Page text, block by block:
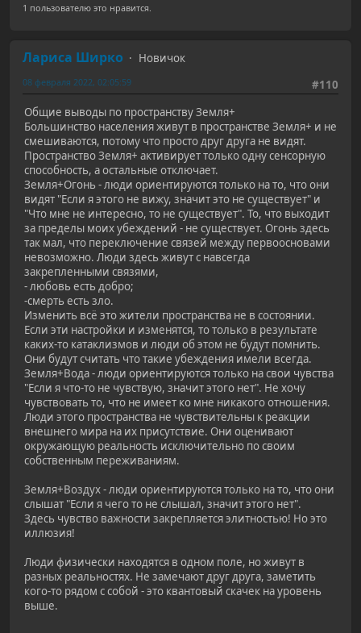
1 пользователю это нравится.
Лариса Ширко
Новичок
#110
08 февраля 2022, 02:05:59
Общие выводы по пространству Земля+
Большинство населения живут в пространстве Земля+ и не
смешиваются, потому что просто друг друга не видят.
Пространство Земля+ активирует только одну сенсорную
способность, а остальные отключает.
Земля+Огонь - люди ориентируются только на то, что они
видят "Если я этого не вижу, значит это не существует" и
"Что мне не интересно, то не существует". То, что выходит
за пределы моих убеждений - не существует. Огонь здесь
так мал, что переключение связей между первоосновами
невозможно. Люди здесь живут с навсегда
закрепленными связями,
- любовь есть добро;
-смерть есть зло.
Изменить всё это жители пространства не в состоянии.
Если эти настройки и изменятся, то только в результате
каких-то катаклизмов и люди об этом не будут помнить.
Они будут считать что такие убеждения имели всегда.
Земля+Вода - люди ориентируются только на свои чувства
"Если я что-то не чувствую, значит этого нет". Не хочу
чувствовать то, что не имеет ко мне никакого отношения.
Люди этого пространства не чувствительны к реакции
внешнего мира на их присутствие. Они оценивают
окружающую реальность исключительно по своим
собственным переживаниям.
Земля+Воздух - люди ориентируются только на то, что они
слышат "Если я чего то не слышал, значит этого нет".
Здесь чувство важности закрепляется элитностью! Но это
иллюзия!
Люди физически находятся в одном поле, но живут в
разных реальностях. Не замечают друг друга, заметить
кого-то рядом с собой - это квантовый скачек на уровень
выше.